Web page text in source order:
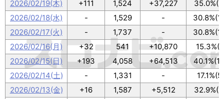
2026/02/19(木)
+111 1,524 +37,227
2026/02/18(水)
- 1,529 -
2026/02/17(火)
- 1,737 -
2026/02/16(月)
+32 541 +10,870
2026/02/15(日)
+193 4,058 +64,513
2026/02/14(土)
- 1,331 -
2026/02/13(金)
+16 1,587 +5,512